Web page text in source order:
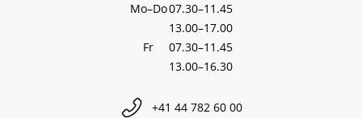
Mo–Do07.30–11.45
13.00–17.00
Fr
07.30–11.45
13.00–16.30
+41 44 782 60 00